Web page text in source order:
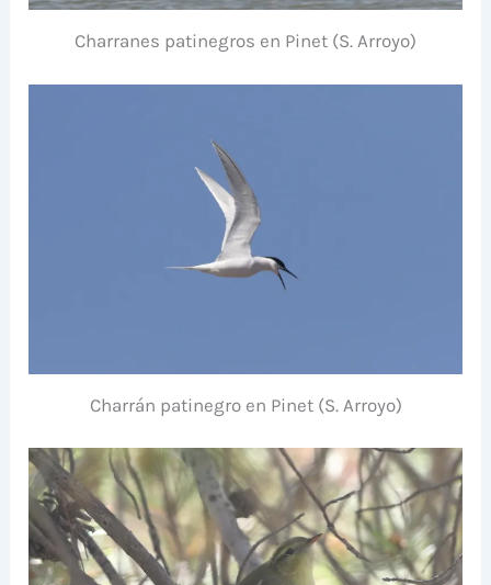
Charranes patinegros en Pinet (S. Arroyo)
Charrán patinegro en Pinet (S. Arroyo)